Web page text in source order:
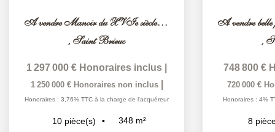
A vendre Manoir du XVIe siècle avec chambres d'hôtes et...
, Saint Brieuc
1 297 000 € Honoraires inclus
1 250 000 € Honoraires non inclus
Honoraires : 3,76% TTC à la charge de l'acquéreur
10 pièce(s) 348 m²
,
748 800 €
720 000 €
Honoraires : 4%
8